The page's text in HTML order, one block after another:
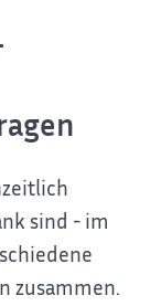
sind - im
zusammen.